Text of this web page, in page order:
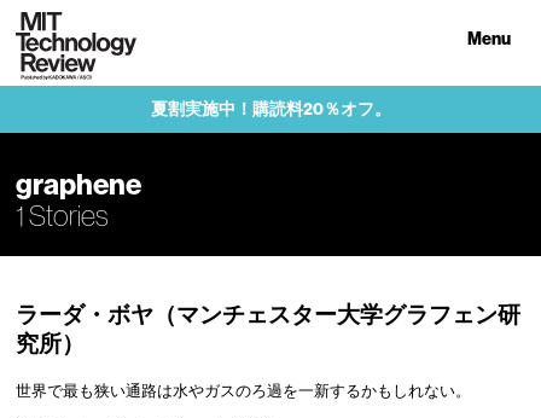
Menu
夏割実施中！購読料20％オフ。
graphene
1 Stories
ラーダ・ボヤ（マンチェスター大学グラフェン研
究所）
世界で最も狭い通路は水やガスのろ過を一新するかもしれない。